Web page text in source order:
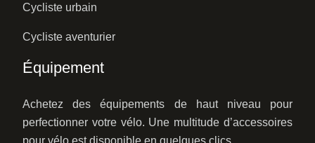
Cycliste urbain
Cycliste aventurier
Équipement
Achetez des équipements de haut niveau pour
perfectionner votre vélo. Une multitude d’accessoires
pour vélo est disponible en quelques clics.